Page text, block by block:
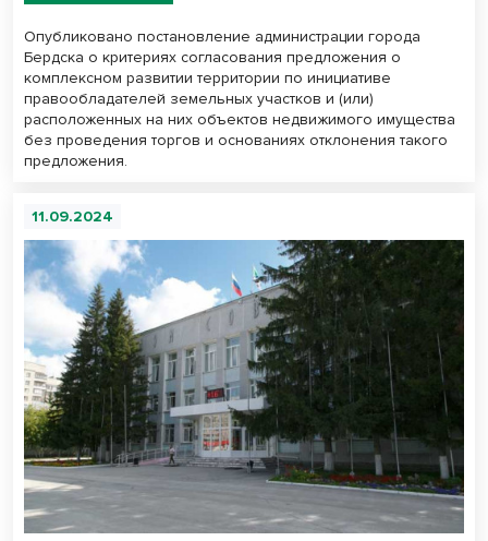
Опубликовано постановление администрации города
Бердска о критериях согласования предложения о
комплексном развитии территории по инициативе
правообладателей земельных участков и (или)
расположенных на них объектов недвижимого имущества
без проведения торгов и основаниях отклонения такого
предложения.
11.09.2024